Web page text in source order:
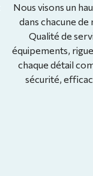
Nous visons un
dans chacune
Qualité de
équipements,
chaque détail
sécurité,